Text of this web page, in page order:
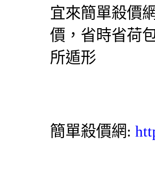
宜來簡單殺價網
價 ，省時省荷
所遁形
簡單殺價網: